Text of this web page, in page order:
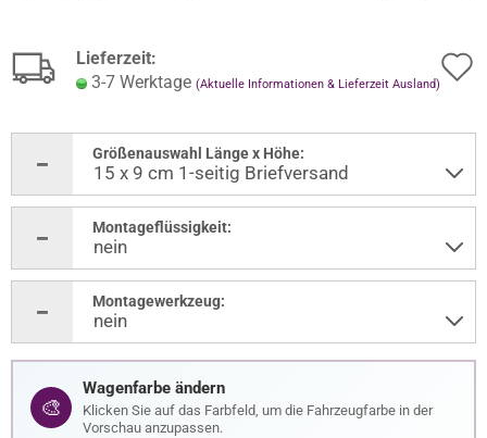
Lieferzeit:
3-7 Werktage (Aktuelle Informationen & Lieferzeit Ausland)
Größenauswahl Länge x Höhe:
Montageflüssigkeit:
Montagewerkzeug:
🎨
Wagenfarbe ändern
Klicken Sie auf das Farbfeld, um die Fahrzeugfarbe in der
Vorschau anzupassen.